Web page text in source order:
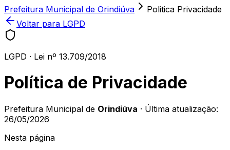
Prefeitura Municipal de Orindiúva
Politica Privacidade
Voltar para LGPD
LGPD · Lei nº 13.709/2018
Política de Privacidade
Prefeitura Municipal de Orindiúva · Última atualização:
26/05/2026
Nesta página